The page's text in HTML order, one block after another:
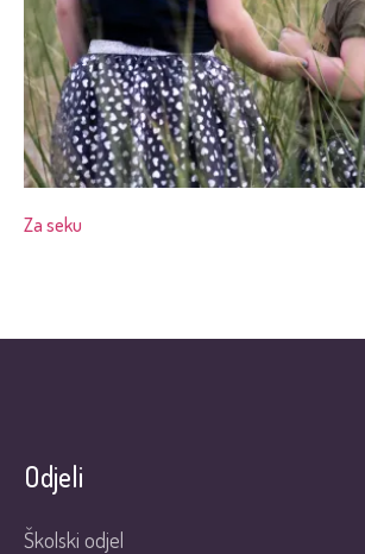
Za seku
Odjeli
Školski odjel